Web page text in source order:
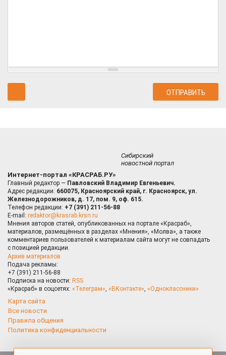
Сибирский
новостной портал
Интернет-портал «КРАСРАБ.РУ»
Главный редактор — Павловский Владимир Евгеньевич.
Адрес редакции: 660075, Красноярский край, г. Красноярск, ул.
Железнодорожников, д. 17, пом. 9, оф. 615.
Телефон редакции: +7 (391) 211-56-88
E-mail: redaktor@krasrab.krsn.ru
Мнения авторов статей, опубликованных на портале «Красраб»,
материалов, размещённых в разделах «Мнения», «Молва», а также
комментариев пользователей к материалам сайта могут не совпадать
с позицией редакции.
Архив материалов
Подача рекламы:
+7 (391) 211-56-88
Подписка на новости: RSS
«Красраб» в соцсетях: «Телеграм», «ВКонтакте», «Одноклассники»
Карта сайта
Все новости
Правила общения
Политика конфиденциальности